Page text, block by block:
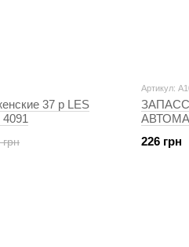
37 р LES
Артикул:
WICK
226 грн